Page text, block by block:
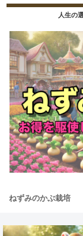
人生の
ねずみのかぶ栽培